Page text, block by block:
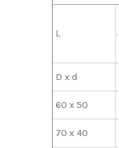
L
D x d
60 x 50
70 x 40